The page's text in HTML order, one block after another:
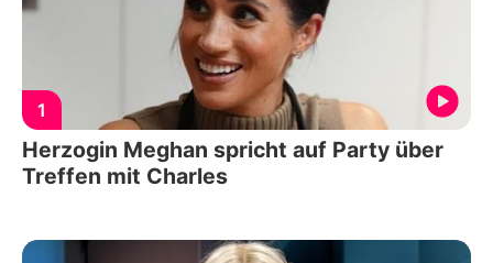
1
Herzogin Meghan spricht auf Party über
Treffen mit Charles